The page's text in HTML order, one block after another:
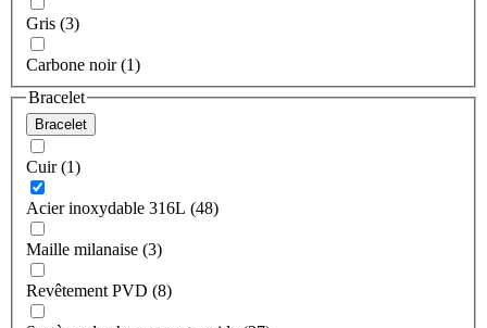
Gris (3)
Carbone noir (1)
Bracelet
Bracelet
Cuir (1)
Acier inoxydable 316L (48)
Maille milanaise (3)
Revêtement PVD (8)